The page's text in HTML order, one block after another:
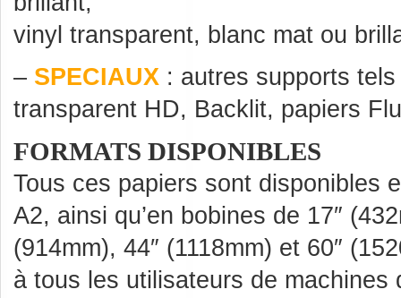
vinyl transparent, blanc mat ou
– SPECIAUX : autres supports
transparent HD, Backlit, papiers
FORMATS DISPONIBLES
Tous ces papiers sont disponibles
A2, ainsi qu’en bobines de 17″
(914mm), 44″ (1118mm) et 60″
à tous les utilisateurs de machines